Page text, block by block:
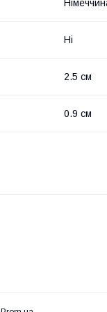
Ні
2.5 см
0.9 см